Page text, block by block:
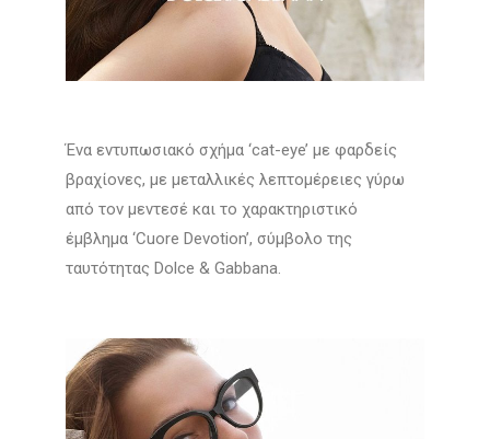
Ένα εντυπωσιακό σχήμα ‘cat-eye’ με φαρδείς
βραχίονες, με μεταλλικές λεπτομέρειες γύρω
από τον μεντεσέ και το χαρακτηριστικό
έμβλημα ‘Cuore Devotion’, σύμβολο της
ταυτότητας Dolce & Gabbana.